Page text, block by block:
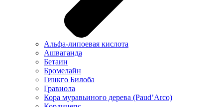
Альфа-липоевая кислота
Ашваганда
Бетаин
Бромелайн
Гинкго Билоба
Гравиола
Кора муравьиного дерева (Paud’Arco)